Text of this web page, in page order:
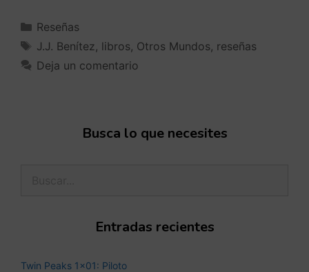
Reseñas
J.J. Benítez, libros, Otros Mundos, reseñas
Deja un comentario
Busca lo que necesites
Entradas recientes
Twin Peaks 1×01: Piloto